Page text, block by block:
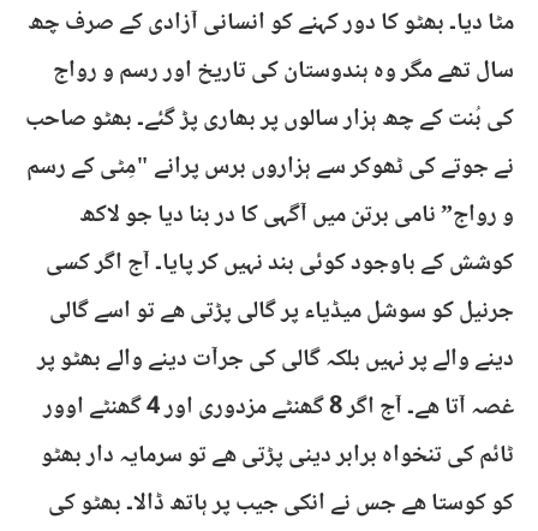
مٹا دیا۔ بھٹو کا دور کہنے کو انسانی آزادی کے صرف چھ
سال تھے مگر وہ ہندوستان کی تاریخ اور رسم و رواج
کی بُنت کے چھ ہزار سالوں پر بھاری پڑ گئے۔ بھٹو صاحب
نے جوتے کی ٹھوکر سے ہزاروں برس پرانے "مِٹی کے رسم
و رواج” نامی برتن میں آگہی کا در بنا دیا جو لاکھ
کوشش کے باوجود کوئی بند نہیں کر پایا۔ آج اگر کسی
جرنیل کو سوشل میڈیاء پر گالی پڑتی ھے تو اسے گالی
دینے والے پر نہیں بلکہ گالی کی جرآت دینے والے بھٹو پر
غصہ آتا ھے۔ آج اگر 8 گھنٹے مزدوری اور 4 گھنٹے اوور
ٹائم کی تنخواہ برابر دینی پڑتی ھے تو سرمایہ دار بھٹو
کو کوستا ھے جس نے انکی جیب پر ہاتھ ڈالا۔ بھٹو کی